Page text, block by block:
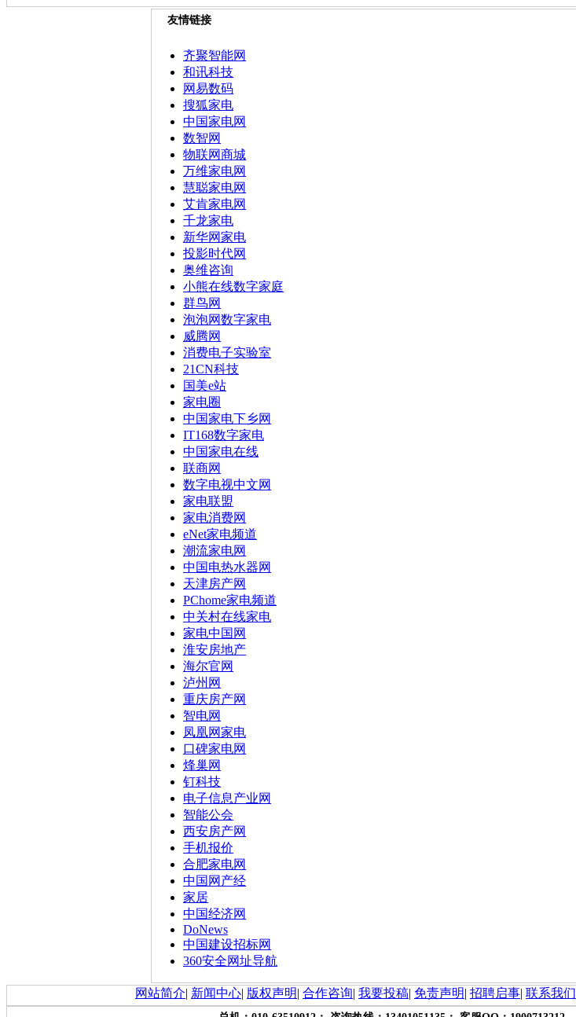
友情链接
齐聚智能网
和讯科技
网易数码
搜狐家电
中国家电网
数智网
物联网商城
万维家电网
慧聪家电网
艾肯家电网
千龙家电
新华网家电
投影时代网
奥维咨询
小熊在线数字家庭
群鸟网
泡泡网数字家电
威腾网
消费电子实验室
21CN科技
国美e站
家电圈
中国家电下乡网
IT168数字家电
中国家电在线
联商网
数字电视中文网
家电联盟
家电消费网
eNet家电频道
潮流家电网
中国电热水器网
天津房产网
PChome家电频道
中关村在线家电
家电中国网
淮安房地产
海尔官网
泸州网
重庆房产网
智电网
凤凰网家电
口碑家电网
烽巢网
钉科技
电子信息产业网
智能公会
西安房产网
手机报价
合肥家电网
中国网产经
家居
中国经济网
DoNews
中国建设招标网
360安全网址导航
网站简介| 新闻中心| 版权声明| 合作咨询| 我要投稿| 免责声明| 招聘启事| 联系我们